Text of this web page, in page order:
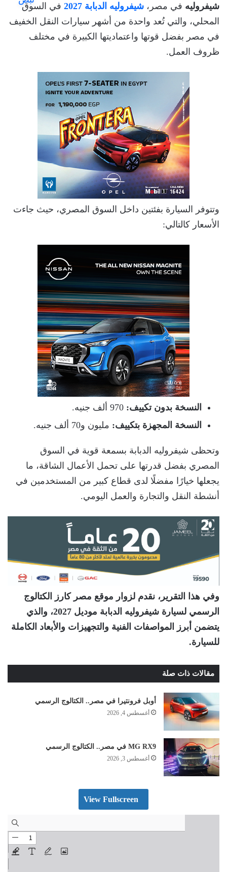
شيفروليه في مصر، شيفروليه الدبابة 2027
في السوق
المحلي، والتي تُعد واحدة من أشهر سيارات النقل الخفيف
في مصر بفضل قوتها واعتماديتها الكبيرة في مختلف
ظروف العمل.
وتتوفر السيارة بفئتين داخل السوق المصري، حيث جاءت
الأسعار كالتالي:
النسخة بدون تكييف:
النسخة المجهزة بتكييف: مليون و70 ألف جنيه.
وتحظى شيفروليه الدبابة بسمعة قوية في السوق
المصري بفضل قدرتها على تحمل الأعمال الشاقة، ما
يجعلها خيارًا مفضلًا لدى قطاع كبير من المستخدمين في
أنشطة النقل والتجارة والعمل اليومي.
وفي هذا التقرير، نقدم لزوار موقع مصر كارز الكتالوج
الرسمي لسيارة شيفروليه الدبابة موديل 2027، والذي
يتضمن أبرز المواصفات الفنية والتجهيزات والأبعاد الكاملة
للسيارة.
مقالات ذات صلة
أوبل فرونتيرا في مصر.. الكتالوج الرسمي
أغسطس 4, 2026
MG RX9 في مصر.. الكتالوج الرسمي
أغسطس 3, 2026
View Fullscreen